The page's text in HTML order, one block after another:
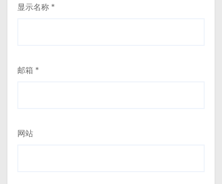
显示名称 *
邮箱 *
网站